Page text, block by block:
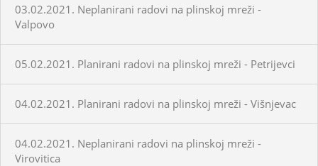
03.02.2021. Neplanirani radovi na plinskoj mreži -
Valpovo
05.02.2021. Planirani radovi na plinskoj mreži - Petrijevci
04.02.2021. Planirani radovi na plinskoj mreži - Višnjevac
04.02.2021. Neplanirani radovi na plinskoj mreži -
Virovitica